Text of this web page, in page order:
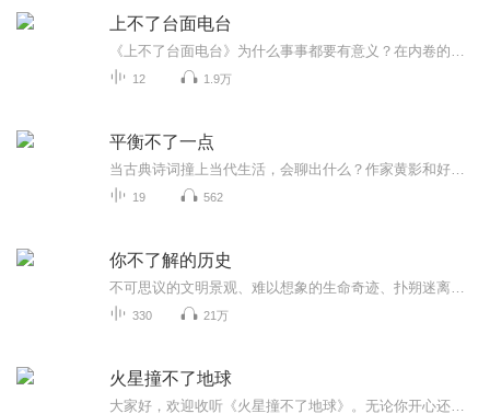
上不了台面电台
12 1.9万
平衡不了一点
19 562
你不了解的历史
330 21万
火星撞不了地球